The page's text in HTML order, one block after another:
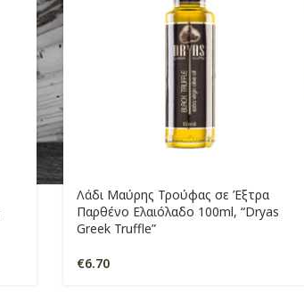
Λάδι Μαύρης Τρούφας σε Έξτρα
Παρθένο Ελαιόλαδο 100ml, “Dryas
Greek Truffle”
€6.70